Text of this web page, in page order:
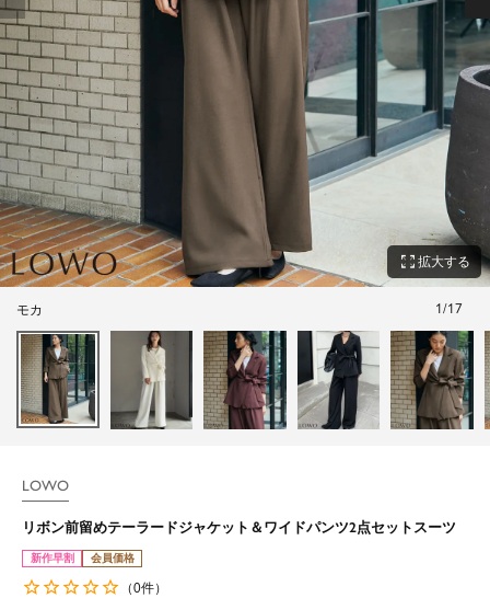
zoom_out_map 拡大する
モカ 1/17
LOWO
リボン前留めテーラードジャケット＆ワイドパンツ2点セットスーツ
新作早割 会員価格
（0件）